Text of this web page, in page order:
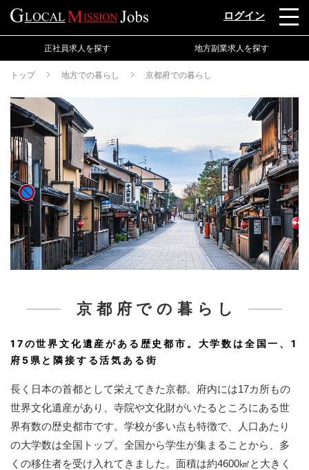
ログイン
正社員求人を探す 地方副業求人を探す
トップ 地方での暮らし 京都府での暮らし
京都府での暮らし
17の世界文化遺産がある歴史都市。 大学数は全国一、1
府5県と隣接する活気ある街
長く日本の首都として栄えてきた京都。府内には17カ所もの
世界文化遺産があり、寺院や文化財がいたるところにある世
界有数の歴史都市です。学校が多い点も特徴で、人口あたり
の大学数は全国トップ。全国から学生が集まることから、多
くの移住者を受け入れてきました。面積は約4600㎢と大きく